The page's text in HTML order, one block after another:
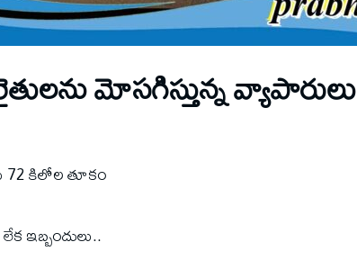
మోసగిస్తున్న వ్యాపారులు
72 కిలోల తూకం
ఇబ్బందులు..